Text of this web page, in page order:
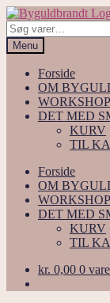
Spring
til
navigation
Spring
til
indhold
Søg
efter:
Menu
Forside
OM
DET MED
KURV
TIL
Forside
OM
DET MED
KURV
TIL
kr. 0,00 0